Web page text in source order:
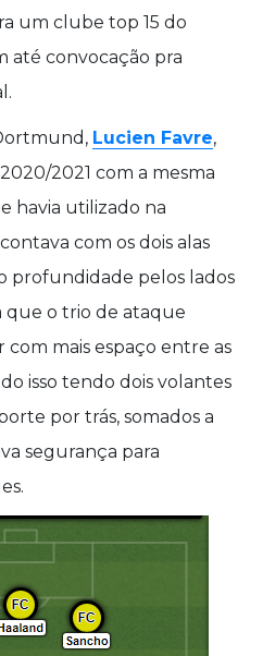
um clube top 15 do
até convocação pra
Lucien Favre,
2021 com a mesma
havia utilizado na
com os dois alas
profundidade pelos lados
que o trio de ataque
mais espaço entre as
isso tendo dois volantes
por trás, somados a
segurança para